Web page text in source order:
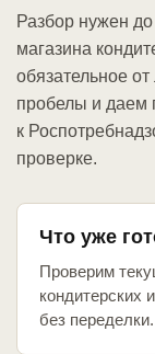
Разбор нужен
магазина
обязательное
пробелы и даем
к
проверке.
Что уже
Проверим
кондитерских
без переделки.